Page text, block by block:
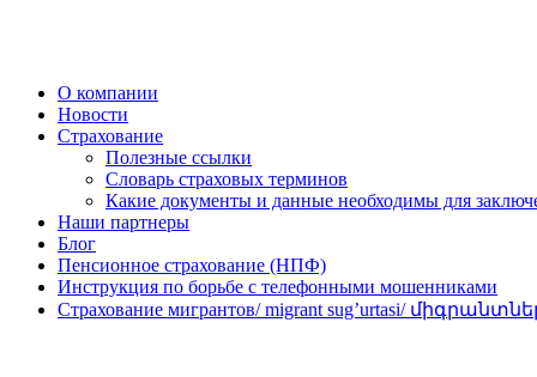
О компании
Новости
Страхование
Полезные ссылки
Словарь страховых терминов
Какие документы и данные необходимы для
Наши партнеры
Блог
Пенсионное страхование (НПФ)
Инструкция по борьбе с телефонными мошенниками
Страхование мигрантов/ migrant sug’urtasi/